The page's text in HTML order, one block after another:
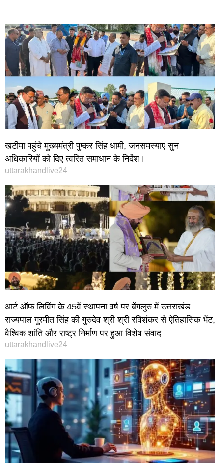
खटीमा पहुंचे मुख्यमंत्री पुष्कर सिंह धामी, जनसमस्याएं सुन
अधिकारियों को दिए त्वरित समाधान के निर्देश।
uttarakhandlive24
आर्ट ऑफ लिविंग के 45वें स्थापना वर्ष पर बेंगलुरु में उत्तराखंड
राज्यपाल गुरमीत सिंह की गुरुदेव श्री श्री रविशंकर से ऐतिहासिक भेंट,
वैश्विक शांति और राष्ट्र निर्माण पर हुआ विशेष संवाद
uttarakhandlive24